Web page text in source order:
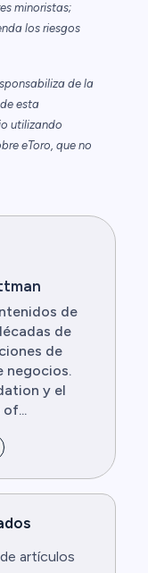
minoristas;
los riesgos
de la
esta
utilizando
eToro, que no
de
de
de
negocios.
y el
artículos